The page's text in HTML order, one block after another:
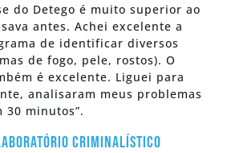
do Detego é muito superior ao
antes. Achei excelente a
de identificar diversos
de fogo, pele, rostos). O
é excelente. Liguei para
analisaram meus problemas
30 minutos”.
Criminalístico